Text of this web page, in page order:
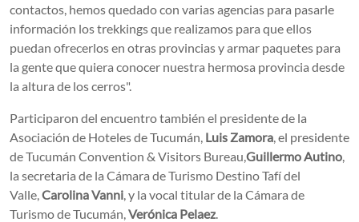
contactos, hemos quedado con varias agencias para pasarle
información los trekkings que realizamos para que ellos
puedan ofrecerlos en otras provincias y armar paquetes para
la gente que quiera conocer nuestra hermosa provincia desde
la altura de los cerros".
Participaron del encuentro también el presidente de la
Asociación de Hoteles de Tucumán, Luis Zamora, el presidente
de Tucumán Convention & Visitors Bureau,Guillermo Autino,
la secretaria de la Cámara de Turismo Destino Tafí del
Valle,Carolina Vanni, y la vocal titular de la Cámara de
Turismo de Tucumán,Verónica Pelaez.